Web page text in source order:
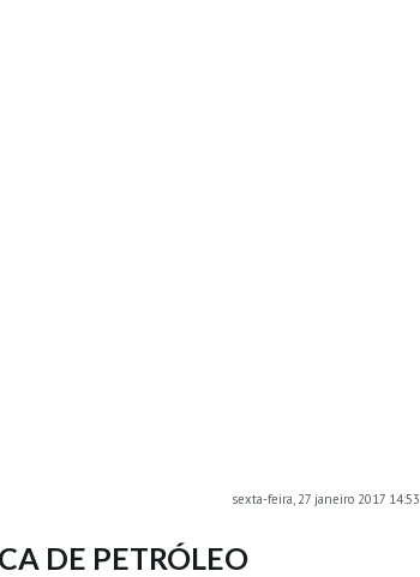
sexta-feira, 27 janeiro 2017 14:53
DE PETRÓLEO